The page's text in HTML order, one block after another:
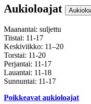
Aukioloajat
Maanantai: suljettu
Tiistai: 11-17
Keskiviikko: 11–20
Torstai: 11-20
Perjantai: 11-17
Lauantai: 11-18
Sunnuntai: 11-17
Poikkeavat aukioloajat